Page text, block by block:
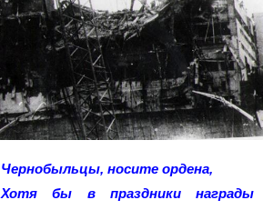
Чернобыльцы, носите ордена,
Хотя бы в праздники награды